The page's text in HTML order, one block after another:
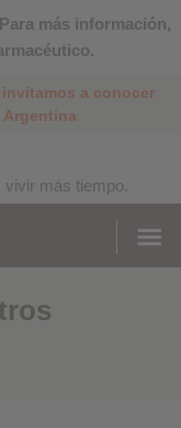
más información,
a conocer
Argentina
vivir más tiempo.